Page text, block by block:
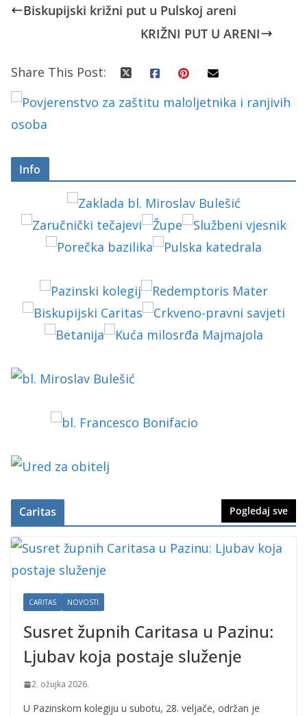
Biskupijski križni put u Pulskoj areni
KRIŽNI PUT U ARENI
Share This Post:
Info
Caritas Pogledaj sve
CARITAS NOVOSTI
Susret župnih Caritasa u Pazinu:
Ljubav koja postaje služenje
2. ožujka 2026.
U Pazinskom kolegiju u subotu, 28. veljače, održan je